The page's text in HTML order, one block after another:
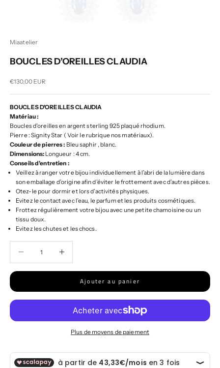
Miaatelier
BOUCLES D’OREILLES CLAUDIA
Prix de vente
€130,00 EUR
BOUCLES D'OREILLES CLAUDIA
Matériau :
Boucles d'oreilles en argent sterling 925 plaqué rhodium.
Pierre : Signity Star ( Voir le rubrique nos matériaux).
Couleur de pierres : Bleu saphir , blanc.
Dimensions: Longueur : 4 cm.
Conseils d'entretien :
Veillez à ranger votre bijou individuellement à l’abri de la lumière dans
son emballage d’origine afin d’éviter le frottement avec d’autres pièces.
Otez-le pour dormir et lors d’activités physiques.
Evitez le contact avec l’eau, le parfum et les produits cosmétiques.
Frottez régulièrement votre bijou avec une petite chamoisine ou un
tissu doux.
Evitez les chutes et les chocs.
Ajouter au panier
Plus de moyens de paiement